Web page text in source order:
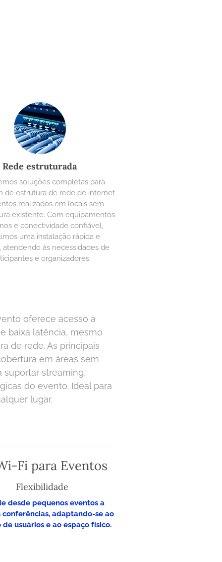
Rede estruturada
soluções completas para
de estrutura de rede de internet
realizados em locais sem
existente. Com equipamentos
e conectividade confiável,
uma instalação rápida e
atendendo às necessidades de
e organizadores.​
oferece acesso à
baixa latência, mesmo
de rede. As principais
em áreas sem
suportar streaming,
do evento. Ideal para
lugar.
Fi para Eventos
Flexibilidade
desde pequenos eventos a
conferências, adaptando-se ao
de usuários e ao espaço físico.